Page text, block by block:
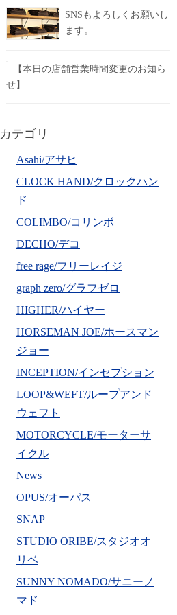
SNSもよろしくお願いし
ます。
【本日の店舗営業時間変更のお知ら
せ】
カテゴリ
Asahi/アサヒ
CLOCK HAND/クロックハン
ド
COLIMBO/コリンボ
DECHO/デコ
free rage/フリーレイジ
graph zero/グラフゼロ
HIGHER/ハイヤー
HORSEMAN JOE/ホースマン
ジョー
INCEPTION/インセプション
LOOP&WEFT/ループアンド
ウェフト
MOTORCYCLE/モーターサ
イクル
News
OPUS/オーパス
SNAP
STUDIO ORIBE/スタジオオ
リベ
SUNNY NOMADO/サニーノ
マド